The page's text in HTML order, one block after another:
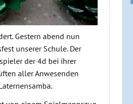
Gestern abend nun
unserer Schule. Der
der 4d bei ihrer
aller Anwesenden